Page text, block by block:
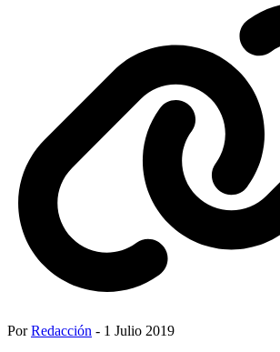
PorRedacción - 1 Julio 2019